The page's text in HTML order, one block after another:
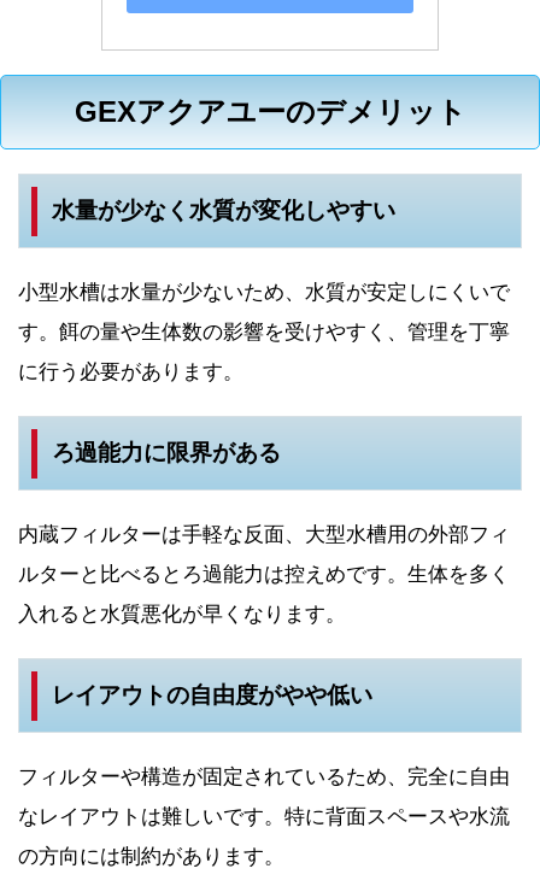
GEXアクアユーのデメリット
水量が少なく水質が変化しやすい
小型水槽は水量が少ないため、水質が安定しにくいで
す。餌の量や生体数の影響を受けやすく、管理を丁寧
に行う必要があります。
ろ過能力に限界がある
内蔵フィルターは手軽な反面、大型水槽用の外部フィ
ルターと比べるとろ過能力は控えめです。生体を多く
入れると水質悪化が早くなります。
レイアウトの自由度がやや低い
フィルターや構造が固定されているため、完全に自由
なレイアウトは難しいです。特に背面スペースや水流
の方向には制約があります。